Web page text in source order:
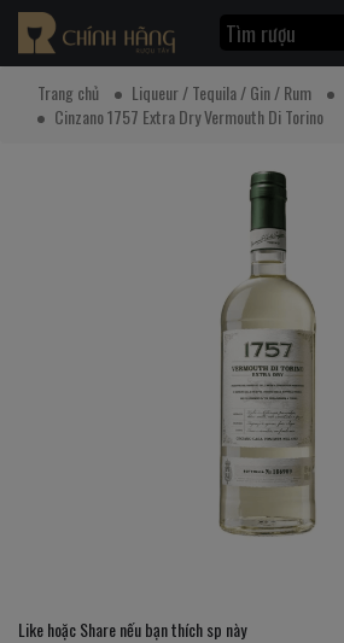
Trang chủ Liqueur / Tequila / Gin / Rum
Cinzano 1757 Extra Dry Vermouth Di Torino
Like hoặc Share nếu bạn thích sp này